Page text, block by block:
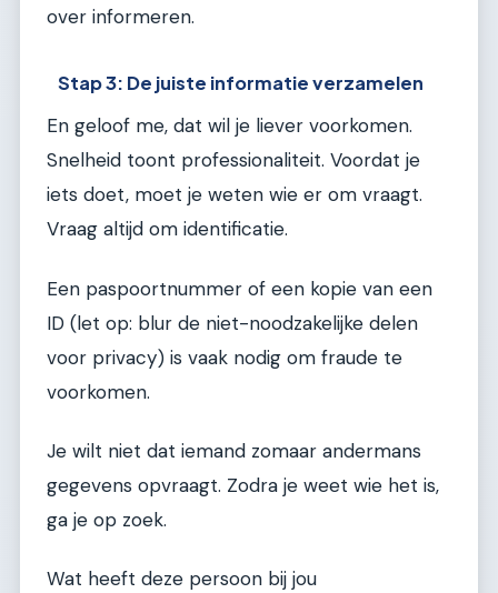
over informeren.
Stap 3: De juiste informatie verzamelen
En geloof me, dat wil je liever voorkomen.
Snelheid toont professionaliteit. Voordat je
iets doet, moet je weten wie er om vraagt.
Vraag altijd om identificatie.
Een paspoortnummer of een kopie van een
ID (let op: blur de niet-noodzakelijke delen
voor privacy) is vaak nodig om fraude te
voorkomen.
Je wilt niet dat iemand zomaar andermans
gegevens opvraagt. Zodra je weet wie het is,
ga je op zoek.
Wat heeft deze persoon bij jou